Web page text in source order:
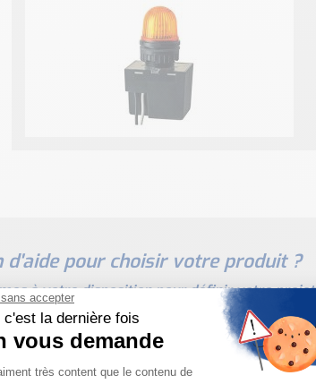
d'aide pour choisir votre produit ?
à votre disposition pour définir votre projet